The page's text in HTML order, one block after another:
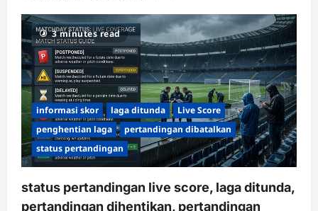
3 minutes read
informasi skor laga ditunda
Live Score
penghentian laga
pertandingan dibatalkan
status pertandingan
status pertandingan live score, laga ditunda,
pertandingan dihentikan, pertandingan